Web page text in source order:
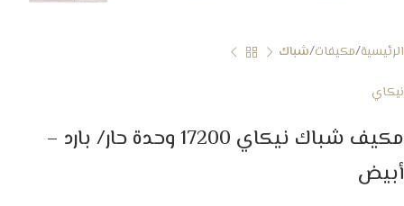
الرئيسية مكيفات شباك
نيكاي
مكيف شباك نيكاي 17200 وحدة حار/ بارد –
أبيض